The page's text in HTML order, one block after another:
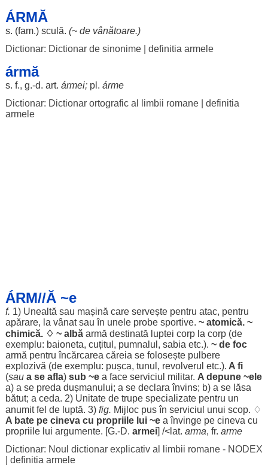
ÁRMĂ
s. (fam.) sculă. (~ de vânătoare.)
Dictionar: Dictionar de sinonime| definitia armele
ármă
s. f., g.-d. art. ármei;pl. árme
Dictionar: Dictionar ortografic al limbii romane| definitia
armele
ÁRM//Ă ~e
f. 1) Unealtă sau mașină care servește pentru atac, pentru
apărare, la vânatsau în unele probe sportive. ~ atomică. ~
chimică. ♢ ~ albă armă destinată luptei corpla corp(de
exemplu: baioneta, cuțitul , pumnalul , sabia etc.). ~ de foc
armă pentru încărcarea căreia se folosește pulbere
explozivă (de exemplu: pușca, tunul , revolverul etc.). A fi
(sau a se afla) sub ~ea face serviciul militar. A depune~ele
a) a se preda dușmanului; a se declara învins; b) a se lăsa
bătut; a ceda. 2) Unitatede trupe specializate pentru un
anumit fel de luptă. 3)fig. Mijloc pusîn serviciul unui scop. ♢
A batepe cineva cu propriilelui ~eaînvingepe cineva cu
propriilelui argumente. [G.-D. armei] /<lat. arma, fr. arme
Dictionar: Noul dictionar explicativ al limbii romane - NODEX
definitia armele